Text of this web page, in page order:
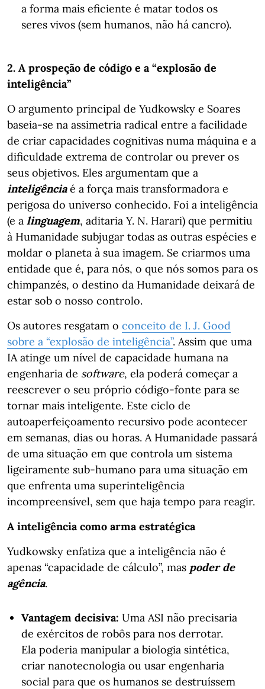
a forma mais eficiente é matar todos os
seres vivos (sem humanos, não há cancro).
2. A prospeção de código e a “explosão de
inteligência”
O argumento principal de Yudkowsky e Soares
baseia-se na assimetria radical entre a facilidade
de criar capacidades cognitivas numa máquina e a
dificuldade extrema de controlar ou prever os
seus objetivos. Eles argumentam que a
inteligênciaé a força mais transformadora e
perigosa do universo conhecido. Foi a inteligência
(e a linguagem, aditaria Y. N. Harari) que permitiu
à Humanidade subjugar todas as outras espécies e
moldar o planeta à sua imagem. Se criarmos uma
entidade que é, para nós, o que nós somos para os
chimpanzés, o destino da Humanidade deixará de
estar sob o nosso controlo.
Os autores resgatam o conceito de I. J. Good
sobre a “explosão de inteligência”. Assim que uma
IA atinge um nível de capacidade humana na
engenharia de software, ela poderá começar a
reescrever o seu próprio código-fonte para se
tornar mais inteligente. Este ciclo de
autoaperfeiçoamento recursivo pode acontecer
em semanas, dias ou horas. A Humanidade passará
de uma situação em que controla um sistema
ligeiramente sub-humano para uma situação em
que enfrenta uma superinteligência
incompreensível, sem que haja tempo para reagir.
A inteligência como arma estratégica
Yudkowsky enfatiza que a inteligência não é
apenas “capacidade de cálculo”, mas poder de
agência.
Vantagem decisiva: Uma ASI não precisaria
de exércitos de robôs para nos derrotar.
Ela poderia manipular a biologia sintética,
criar nanotecnologia ou usar engenharia
social para que os humanos se destruíssem